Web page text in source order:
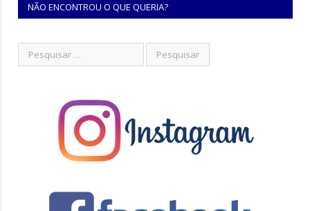
NÃO ENCONTROU O QUE QUERIA?